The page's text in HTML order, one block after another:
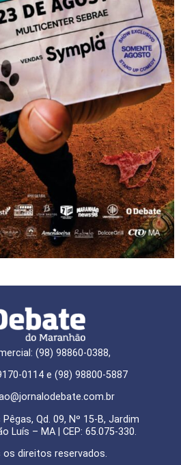
(98) 98860-0388,
0114 e (98) 98800-5887
Qd. 09, Nº 15-B, Jardim
Luís – MA | CEP: 65.075-330.
direitos reservados.